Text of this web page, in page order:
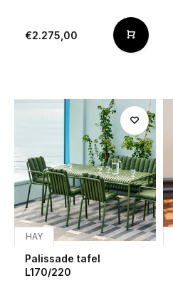
€2.275,00
HAY
Palissade tafel
L170/220